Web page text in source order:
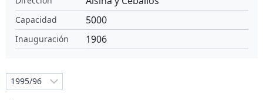
Capacidad 5000
Inauguración 1906